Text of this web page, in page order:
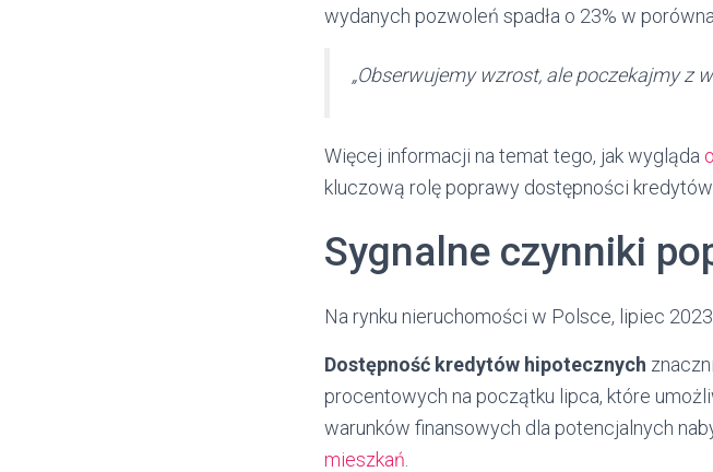
wydanych pozwoleń spadła o 23% w
„Obserwujemy wzrost, ale poczekajmy z
Więcej informacji na temat tego, jak wygląda
kluczową rolę poprawy dostępności kredytów
Sygnalne czynniki
Na rynku nieruchomości w Polsce, lipiec
Dostępność kredytów hipotecznych
procentowych na początku lipca, które
warunków finansowych dla potencjalnych
mieszkań